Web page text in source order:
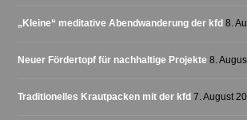
„Kleine“ meditative Abendwanderung der kfd 8.
Neuer Fördertopf für nachhaltige Projekte 8.
Traditionelles Krautpacken mit der kfd 7. August